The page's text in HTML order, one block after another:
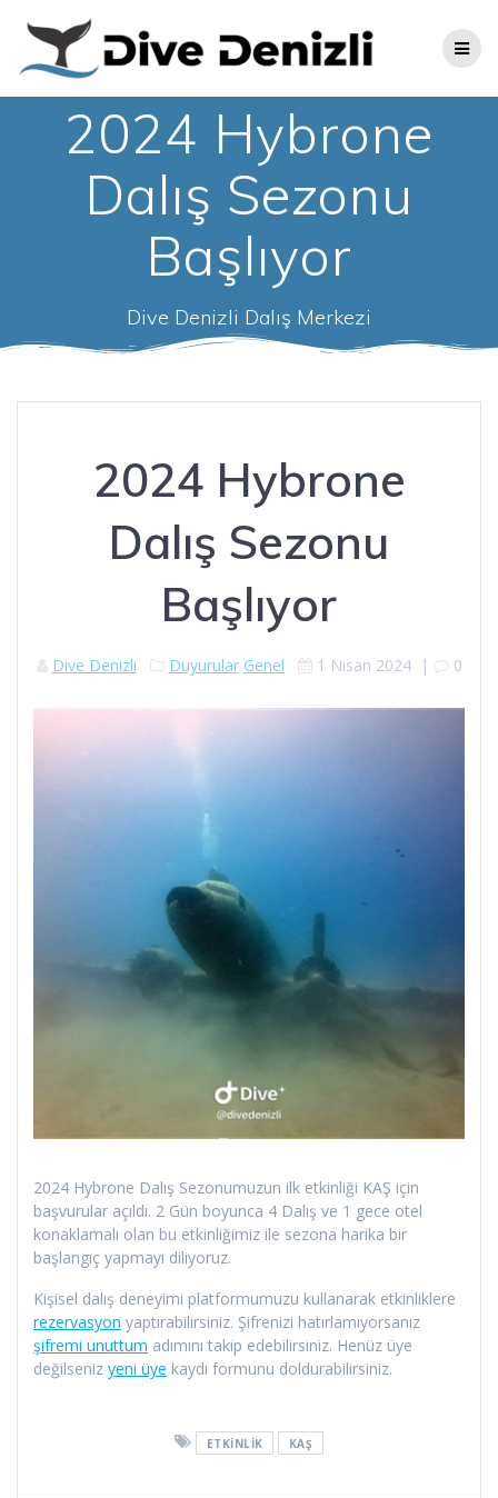
content
2024 Hybrone
Dalış Sezonu
Başlıyor
Dive Denizli Dalış Merkezi
2024 Hybrone
Dalış Sezonu
Başlıyor
Dive Denizli Duyurular Genel 1 Nisan 2024| 0
2024 Hybrone Dalış Sezonumuzun ilk etkinliği KAŞ için
başvurular açıldı. 2 Gün boyunca 4 Dalış ve 1 gece otel
konaklamalı olan bu etkinliğimiz ile sezona harika bir
başlangıç yapmayı diliyoruz.
Kişisel dalış deneyimi platformumuzu kullanarak etkinliklere
rezervasyon yaptırabilirsiniz. Şifrenizi hatırlamıyorsanız
şifremi unuttum adımını takip edebilirsiniz. Henüz üye
değilseniz yeni üye kaydı formunu doldurabilirsiniz.
ETKINLIK KAŞ